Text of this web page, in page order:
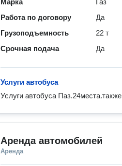
Марка
Газ
Работа по договору
Да
Грузоподъемность
22 т
Срочная подача
Да
Услуги автобуса
Услуги автобуса
Аренда автомобилей
Аренда